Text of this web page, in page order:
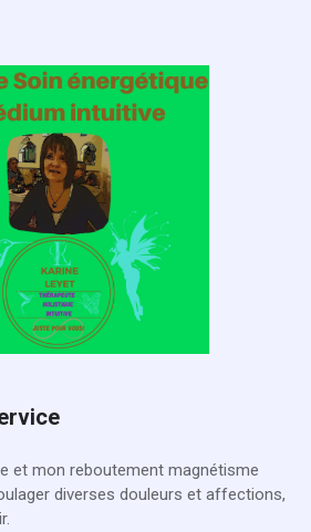
et mon reboutement magnétisme
diverses douleurs et affections,